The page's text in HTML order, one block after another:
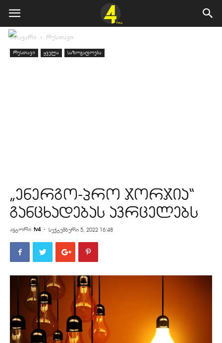
მთავარი რუსთავი
რუსთავი ყველა საზოგადოება
„ენერგო-პრო ჯორჯია“
განცხადებას ავრცელებს
ავტორი tv4 - სექტემბერი 5, 2022 16:48